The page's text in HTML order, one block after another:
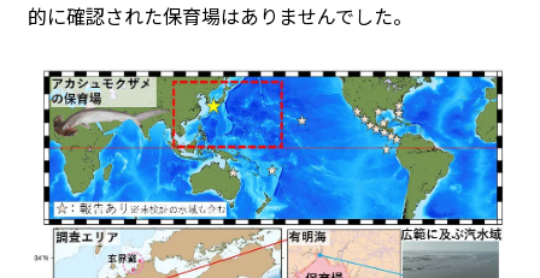
的に確認された保育場はありませんでした。